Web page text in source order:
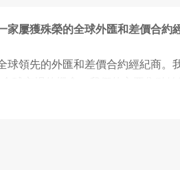
家屢獲殊榮的全球外匯和差價合約
球領先的外匯和差價合約經紀商